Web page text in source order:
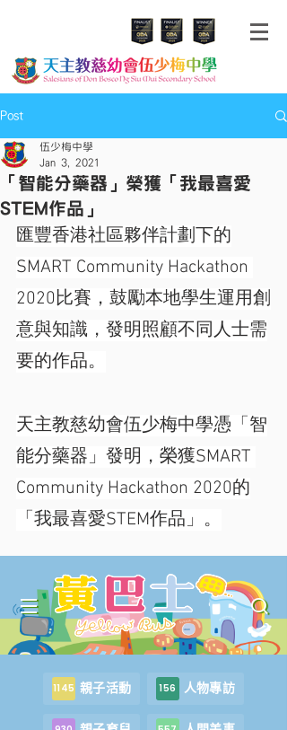
Post
「智能分藥器」榮獲「我最喜愛
STEM作品」
伍少梅中學
Jan 3, 2021
匯豐香港社區夥伴計劃下的
SMART Community Hackathon
2020比賽，鼓勵本地學生運用創
意與知識，發明照顧不同人士需
要的作品。
天主教慈幼會伍少梅中學憑「智
能分藥器」發明，榮獲SMART
Community Hackathon 2020的
「我最喜愛STEM作品」。